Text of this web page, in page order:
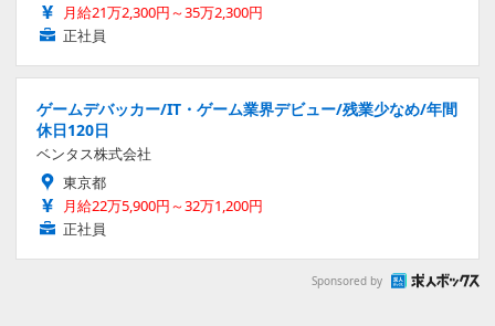
月給21万2,300円～35万2,300円
正社員
ゲームデバッカー/IT・ゲーム業界デビュー/残業少なめ/年間
休日120日
ベンタス株式会社
東京都
月給22万5,900円～32万1,200円
正社員
Sponsored by